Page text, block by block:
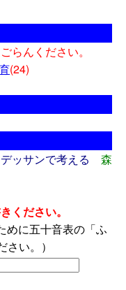
らんください。
(24)
ッサンで考える
森
ください。
めに五十音表の「ふ
い。）